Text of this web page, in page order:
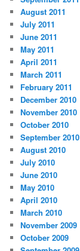
August 2011
July 2011
June 2011
May 2011
April 2011
March 2011
February 2011
December 2010
November 2010
October 2010
September 2010
August 2010
July 2010
June 2010
May 2010
April 2010
March 2010
November 2009
October 2009